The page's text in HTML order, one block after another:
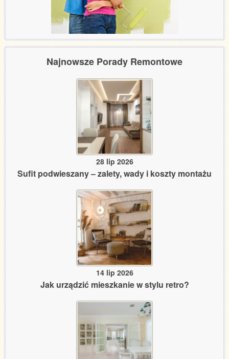
Najnowsze Porady Remontowe
28 lip 2026
Sufit podwieszany – zalety, wady i koszty montażu
14 lip 2026
Jak urządzić mieszkanie w stylu retro?